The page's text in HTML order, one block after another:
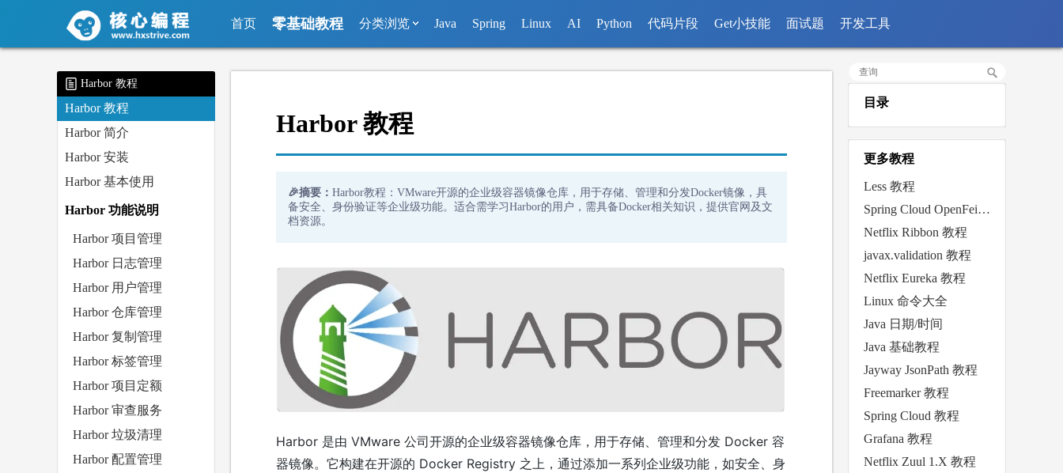
首页 零基础教程 分类浏览 Java Spring Linux AI Python 代码片段 Get小技能 面试题 开发工具
Harbor 教程
Harbor 教程
Harbor 简介
Harbor 安装
Harbor 基本使用
Harbor 功能说明
Harbor 项目管理
Harbor 日志管理
Harbor 用户管理
Harbor 仓库管理
Harbor 复制管理
Harbor 标签管理
Harbor 项目定额
Harbor 审查服务
Harbor 垃圾清理
Harbor 配置管理
Harbor 教程
🎉摘要： Harbor教程：VMware开源的企业级容器镜像仓库，用于存储、管理和分发Docker镜像，具
备安全、身份验证等企业级功能。适合需学习Harbor的用户，需具备Docker相关知识，提供官网及文
档资源。
Harbor 是由 VMware 公司开源的企业级容器镜像仓库，用于存储、管理和分发 Docker 容
器镜像。它构建在开源的 Docker Registry 之上，通过添加一系列企业级功能，如安全、身
目录
更多教程
Less 教程
Spring Cloud OpenFeign 教程
Netflix Ribbon 教程
javax.validation 教程
Netflix Eureka 教程
Linux 命令大全
Java 日期/时间
Java 基础教程
Jayway JsonPath 教程
Freemarker 教程
Spring Cloud 教程
Grafana 教程
Netflix Zuul 1.X 教程